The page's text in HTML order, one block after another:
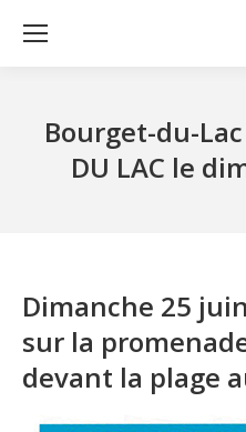
Bourget-du-Lac
DU LAC le
Dimanche 25
sur la
devant la plage